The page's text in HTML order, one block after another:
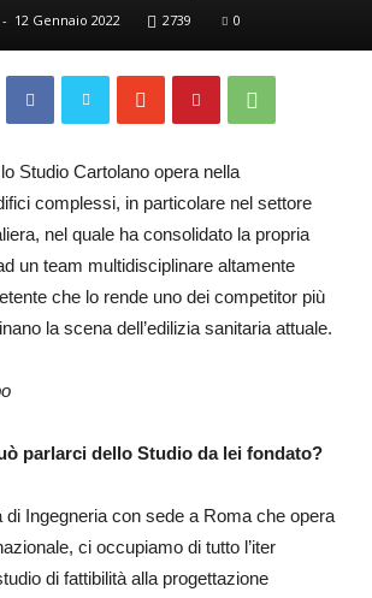
- 12 Gennaio 2022 2739 0
Studio Cartolano opera nella
complessi, in particolare nel settore
nel quale ha consolidato la propria
un team multidisciplinare altamente
che lo rende uno dei competitor più
la scena dell’edilizia sanitaria attuale.
parlarci dello Studio da lei fondato?
di Ingegneria con sede a Roma che opera
ci occupiamo di tutto l’iter
di fattibilità alla progettazione